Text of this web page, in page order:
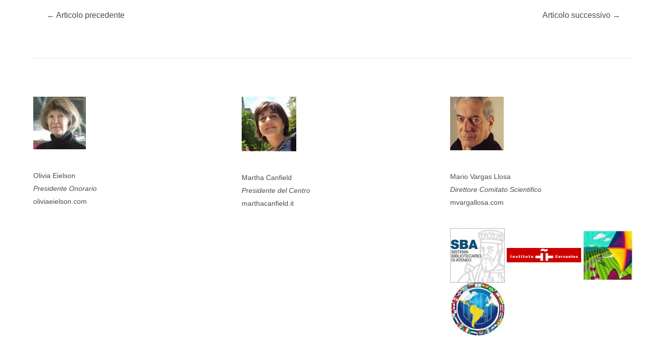
← Articolo precedente Articolo successivo →
Olivia Eielson
Presidente Onorario
oliviaeielson.com
Martha Canfield
Presidente del Centro
marthacanfield.it
Mario Vargas Llosa
Direttore Comitato Scientifico
mvargallosa.com